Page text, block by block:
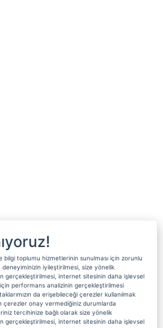
bilgi toplumu hizmetlerinin sunulması için zorunlu
deneyiminizin iyileştirilmesi, size yönelik
gerçekleştirilmesi, internet sitesinin daha işlevsel
için performans analizinin gerçekleştirilmesi
da erişebileceği çerezler kullanılmak
çerezler onay vermediğiniz durumlarda
tercihinize bağlı olarak size yönelik
gerçekleştirilmesi, internet sitesinin daha işlevsel